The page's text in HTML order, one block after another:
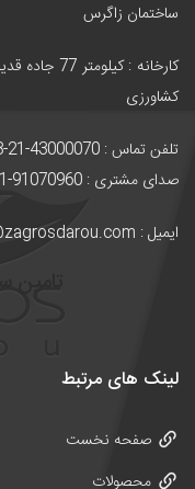
ساختمان زاگرس
کارخانه :
کیلومتر
کشاورزی
تلفن تماس : 43000070-21-0098
صدای مشتری : 91070960-21-0098
ایمیل : info@zagrosdarou.com
لینک های مرتبط
صفحه نخست
محصولات